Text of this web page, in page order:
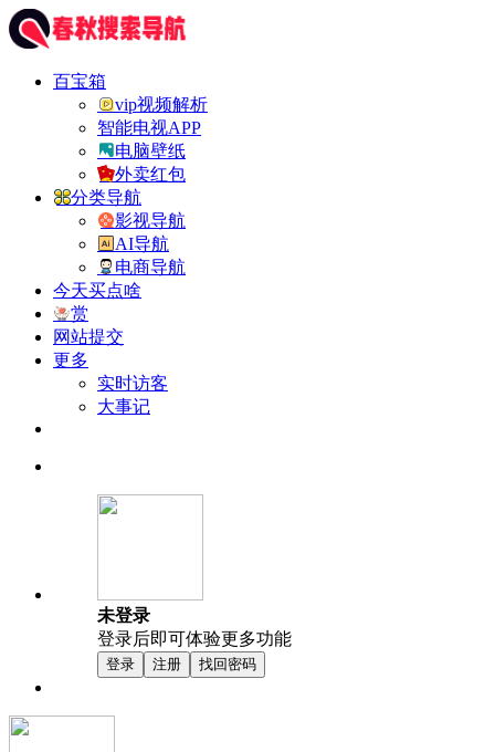
百宝箱
vip视频解析
智能电视APP
电脑壁纸
外卖红包
分类导航
影视导航
AI导航
电商导航
今天买点啥
赏
网站提交
更多
实时访客
大事记
未登录
登录后即可体验更多功能
登录 注册 找回密码